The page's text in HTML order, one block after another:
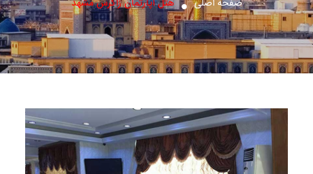
صفحه اصلی هتل آپارتمان زاگرس مشهد